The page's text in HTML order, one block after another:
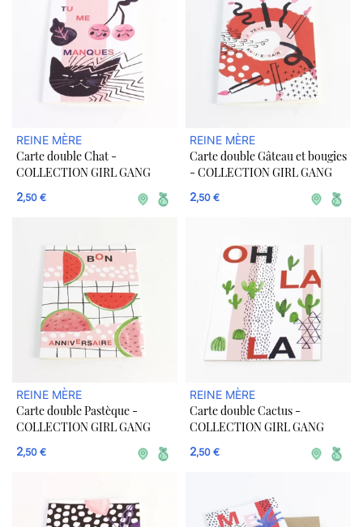
REINE MÈRE
Carte double Chat -
COLLECTION GIRL GANG
2,50 €
REINE MÈRE
Carte double Gâteau et bougies
- COLLECTION GIRL GANG
2,50 €
REINE MÈRE
Carte double Pastèque -
COLLECTION GIRL GANG
2,50 €
REINE MÈRE
Carte double Cactus -
COLLECTION GIRL GANG
2,50 €